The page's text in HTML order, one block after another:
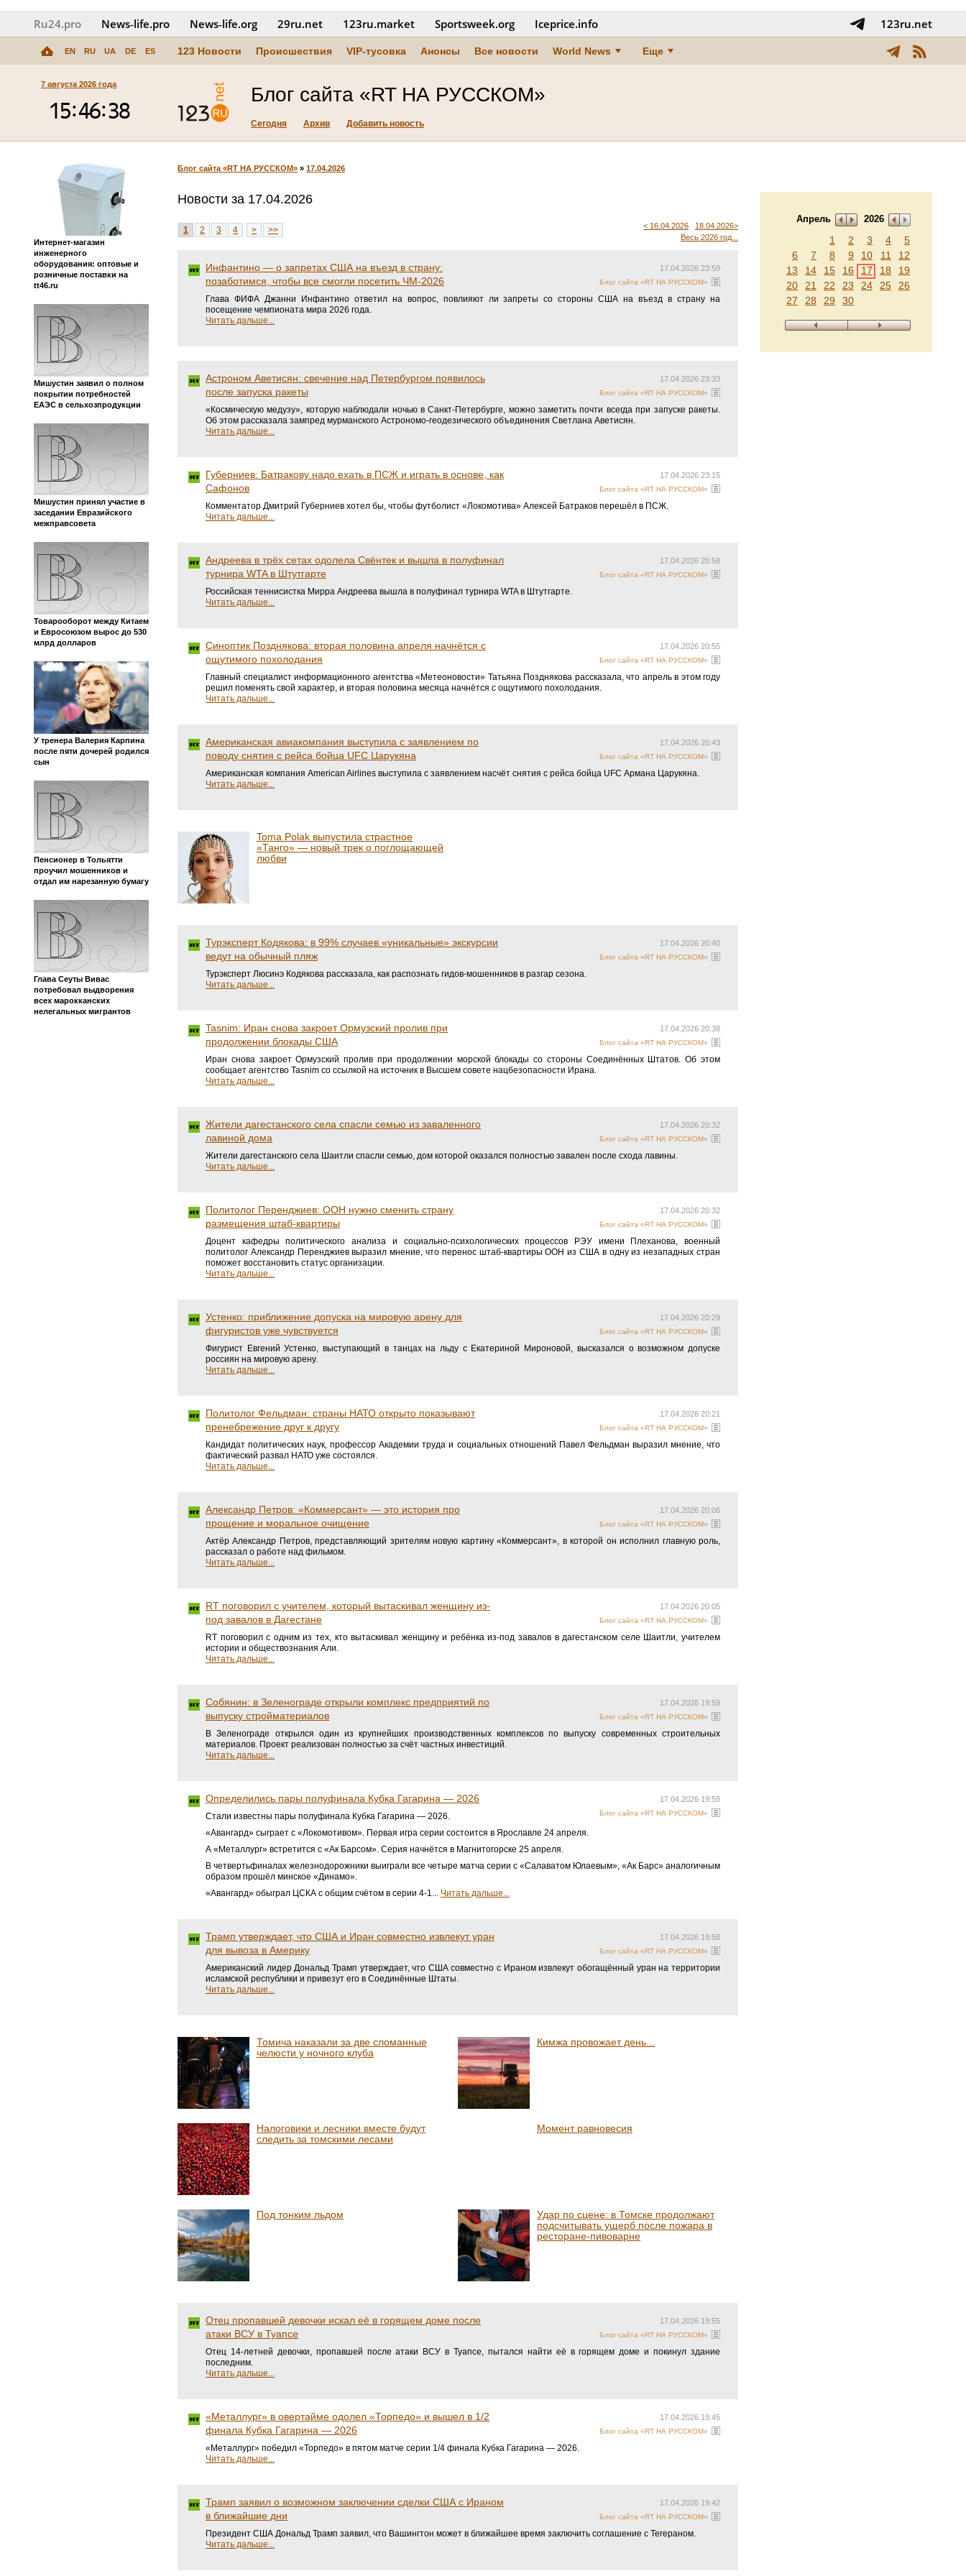
Ru24.pro News‑life.pro News‑life.org 29ru.net 123ru.market Sportsweek.org Iceprice.info 123ru.net
EN RU UA DE ES 123 Новости Происшествия VIP-тусовка Анонсы Все новости World News Еще
7 августа 2026 года Блог сайта «RT НА РУССКОМ»
Сегодня Архив Добавить новость
Интернет-магазин
инженерного
оборудования: оптовые и
розничные поставки на
tt46.ru
Мишустин заявил о полном
покрытии потребностей
ЕАЭС в сельхозпродукции
Мишустин принял участие в
заседании Евразийского
межправсовета
Товарооборот между Китаем
и Евросоюзом вырос до 530
млрд долларов
У тренера Валерия Карпина
после пяти дочерей родился
сын
Пенсионер в Тольятти
проучил мошенников и
отдал им нарезанную бумагу
Глава Сеуты Вивас
потребовал выдворения
всех марокканских
нелегальных мигрантов
Блог сайта «RT НА РУССКОМ» » 17.04.2026
Апрель 2026
1 2 3 4
5
6
7 8 9 10 11
12
13
14 15 16 17 18
19
20
21 22 23 24 25
26
27
28 29 30
Новости за 17.04.2026
< 16.04.2026
18.04.2026>
Весь 2026 год...
1 2 3 4 > >>
17.04.2026 23:59
Блог сайта «RT НА РУССКОМ»
Инфантино — о запретах США на въезд в страну:
позаботимся, чтобы все смогли посетить ЧМ-2026
Глава ФИФА Джанни Инфантино ответил на вопрос, повлияют ли запреты со стороны США на въезд в страну на
посещение чемпионата мира 2026 года.
Читать дальше...
17.04.2026 23:33
Блог сайта «RT НА РУССКОМ»
Астроном Аветисян: свечение над Петербургом появилось
после запуска ракеты
«Космическую медузу», которую наблюдали ночью в Санкт-Петербурге, можно заметить почти всегда при запуске ракеты.
Об этом рассказала зампред мурманского Астрономо-геодезического объединения Светлана Аветисян.
Читать дальше...
17.04.2026 23:15
Блог сайта «RT НА РУССКОМ»
Губерниев: Батракову надо ехать в ПСЖ и играть в основе, как
Сафонов
Комментатор Дмитрий Губерниев хотел бы, чтобы футболист «Локомотива» Алексей Батраков перешёл в ПСЖ.
Читать дальше...
17.04.2026 20:58
Блог сайта «RT НА РУССКОМ»
Андреева в трёх сетах одолела Свёнтек и вышла в полуфинал
турнира WTA в Штутгарте
Российская теннисистка Мирра Андреева вышла в полуфинал турнира WTA в Штутгарте.
Читать дальше...
17.04.2026 20:55
Блог сайта «RT НА РУССКОМ»
Синоптик Позднякова: вторая половина апреля начнётся с
ощутимого похолодания
Главный специалист информационного агентства «Метеоновости» Татьяна Позднякова рассказала, что апрель в этом году
решил поменять свой характер, и вторая половина месяца начнётся с ощутимого похолодания.
Читать дальше...
17.04.2026 20:43
Блог сайта «RT НА РУССКОМ»
Американская авиакомпания выступила с заявлением по
поводу снятия с рейса бойца UFC Царукяна
Американская компания American Airlines выступила с заявлением насчёт снятия с рейса бойца UFC Армана Царукяна.
Читать дальше...
Toma Polak выпустила страстное
«Танго» — новый трек о поглощающей
любви
17.04.2026 20:40
Блог сайта «RT НА РУССКОМ»
Турэксперт Кодякова: в 99% случаев «уникальные» экскурсии
ведут на обычный пляж
Турэксперт Люсинэ Кодякова рассказала, как распознать гидов-мошенников в разгар сезона.
Читать дальше...
17.04.2026 20:38
Блог сайта «RT НА РУССКОМ»
Tasnim: Иран снова закроет Ормузский пролив при
продолжении блокады США
Иран снова закроет Ормузский пролив при продолжении морской блокады со стороны Соединённых Штатов. Об этом
сообщает агентство Tasnim со ссылкой на источник в Высшем совете нацбезопасности Ирана.
Читать дальше...
17.04.2026 20:32
Блог сайта «RT НА РУССКОМ»
Жители дагестанского села спасли семью из заваленного
лавиной дома
Жители дагестанского села Шаитли спасли семью, дом которой оказался полностью завален после схода лавины.
Читать дальше...
17.04.2026 20:32
Блог сайта «RT НА РУССКОМ»
Политолог Перенджиев: ООН нужно сменить страну
размещения штаб-квартиры
Доцент кафедры политического анализа и социально-психологических процессов РЭУ имени Плеханова, военный
политолог Александр Перенджиев выразил мнение, что перенос штаб-квартиры ООН из США в одну из незападных стран
поможет восстановить статус организации.
Читать дальше...
17.04.2026 20:29
Блог сайта «RT НА РУССКОМ»
Устенко: приближение допуска на мировую арену для
фигуристов уже чувствуется
Фигурист Евгений Устенко, выступающий в танцах на льду с Екатериной Мироновой, высказался о возможном допуске
россиян на мировую арену.
Читать дальше...
17.04.2026 20:21
Блог сайта «RT НА РУССКОМ»
Политолог Фельдман: страны НАТО открыто показывают
пренебрежение друг к другу
Кандидат политических наук, профессор Академии труда и социальных отношений Павел Фельдман выразил мнение, что
фактический развал НАТО уже состоялся.
Читать дальше...
17.04.2026 20:06
Блог сайта «RT НА РУССКОМ»
Александр Петров: «Коммерсант» — это история про
прощение и моральное очищение
Актёр Александр Петров, представляющий зрителям новую картину «Коммерсант», в которой он исполнил главную роль,
рассказал о работе над фильмом.
Читать дальше...
17.04.2026 20:05
Блог сайта «RT НА РУССКОМ»
RT поговорил с учителем, который вытаскивал женщину из-
под завалов в Дагестане
RT поговорил с одним из тех, кто вытаскивал женщину и ребёнка из-под завалов в дагестанском селе Шаитли, учителем
истории и обществознания Али.
Читать дальше...
17.04.2026 19:59
Блог сайта «RT НА РУССКОМ»
Собянин: в Зеленограде открыли комплекс предприятий по
выпуску стройматериалов
В Зеленограде открылся один из крупнейших производственных комплексов по выпуску современных строительных
материалов. Проект реализован полностью за счёт частных инвестиций.
Читать дальше...
17.04.2026 19:58
Блог сайта «RT НА РУССКОМ»
Определились пары полуфинала Кубка Гагарина — 2026
Стали известны пары полуфинала Кубка Гагарина — 2026.
«Авангард» сыграет с «Локомотивом». Первая игра серии состоится в Ярославле 24 апреля.
А «Металлург» встретится с «Ак Барсом». Серия начнётся в Магнитогорске 25 апреля.
В четвертьфиналах железнодорожники выиграли все четыре матча серии с «Салаватом Юлаевым», «Ак Барс» аналогичным
образом прошёл минское «Динамо».
«Авангард» обыграл ЦСКА с общим счётом в серии 4-1... Читать дальше...
17.04.2026 19:58
Блог сайта «RT НА РУССКОМ»
Трамп утверждает, что США и Иран совместно извлекут уран
для вывоза в Америку
Американский лидер Дональд Трамп утверждает, что США совместно с Ираном извлекут обогащённый уран на территории
исламской республики и привезут его в Соединённые Штаты.
Читать дальше...
Томича наказали за две сломанные
челюсти у ночного клуба
Кимжа провожает день...
Налоговики и лесники вместе будут
следить за томскими лесами
Момент равновесия
Под тонким льдом
Удар по сцене: в Томске продолжают
подсчитывать ущерб после пожара в
ресторане-пивоварне
17.04.2026 19:55
Блог сайта «RT НА РУССКОМ»
Отец пропавшей девочки искал её в горящем доме после
атаки ВСУ в Туапсе
Отец 14-летней девочки, пропавшей после атаки ВСУ в Туапсе, пытался найти её в горящем доме и покинул здание
последним.
Читать дальше...
17.04.2026 19:45
Блог сайта «RT НА РУССКОМ»
«Металлург» в овертайме одолел «Торпедо» и вышел в 1/2
финала Кубка Гагарина — 2026
«Металлург» победил «Торпедо» в пятом матче серии 1/4 финала Кубка Гагарина — 2026.
Читать дальше...
17.04.2026 19:42
Блог сайта «RT НА РУССКОМ»
Трамп заявил о возможном заключении сделки США с Ираном
в ближайшие дни
Президент США Дональд Трамп заявил, что Вашингтон может в ближайшее время заключить соглашение с Тегераном.
Читать дальше...